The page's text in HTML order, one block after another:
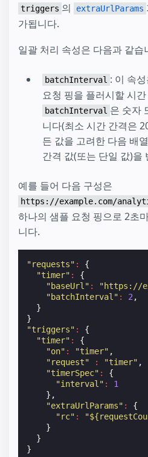
triggers 의 extraUrlParams
가됩니다.
일괄 처리 속성은 다음과 같습
batchInterval : 이 속
요청 핑을 플러시할 시
batchInterval 은 숫자
니다(최소 시간 간격은
든 값을 고려한 다음 배
간격 값(또는 단일 값)을
예를 들어 다음 구성은
https://example.com/
하나의 샘플 요청 핑으로 2초
니다.
"requests" :
{
"timer" :
{
"baseUrl" : "https://
"batchInterval" : 2 ,
}
}
"triggers" :
{
"timer" :
{
"on" : "timer" ,
"request"
: "timer" ,
"timerSpec" :
{
"interval" :
1
},
"extraUrlParams" :
{
"rc" :
}
}
}